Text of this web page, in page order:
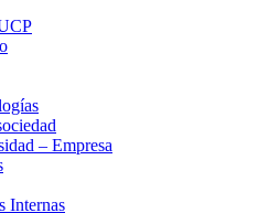
– Empresa
Internas